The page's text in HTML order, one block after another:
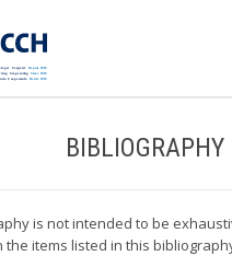
BIBLIOGRAPHY
is not intended to be
the items listed in this